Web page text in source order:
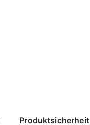
Produktsicherheit